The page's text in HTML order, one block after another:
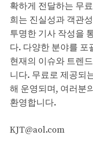
확하게 전달하는 무
희는 진실성과 객관
투명한 기사 작성을
다. 다양한 분야를 포
현재의 이슈와 트렌
니다. 무료로 제공되
해 운영되며, 여러분
환영합니다.
KJT@aol.com